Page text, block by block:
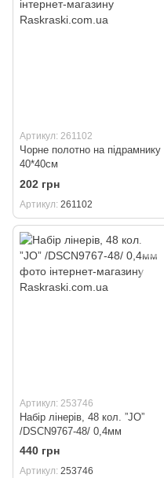
Артикул: 261102
Чорне полотно на підрамнику
40*40см
202 грн
Артикул 261102
Артикул: 253746
Набір лінерів, 48 кол. ”JO”
/DSCN9767-48/ 0,4мм
440 грн
Артикул 253746